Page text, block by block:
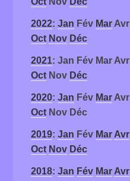
2022:Jan Fév Mar Avr
Oct Nov Déc
2021:Jan Fév Mar Avr
Oct Nov Déc
2020:Jan Fév Mar Avr
Oct Nov Déc
2019:Jan Fév Mar Avr
Oct Nov Déc
2018:Jan Fév Mar Avr